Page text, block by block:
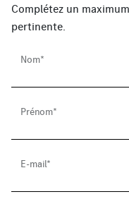
Complétez un
pertinente.
Nom*
Prénom*
E-mail*